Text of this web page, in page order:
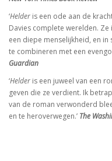
‘Helder is een ode aan de
Davies complete werelden.
een diepe menselijkheid, en
te combineren met een
Guardian
‘Helder is een juweel van een
geven die ze verdient. Ik
van de roman verwonderd
en te heroverwegen.’ The